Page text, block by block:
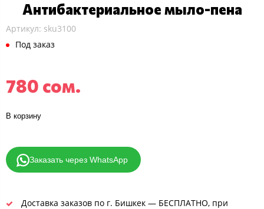
Антибактериальное мыло-пена
Артикул: sku3100
Под заказ
780 сом.
В корзину
Заказать через WhatsApp
Доставка заказов по г. Бишкек — БЕСПЛАТНО, при